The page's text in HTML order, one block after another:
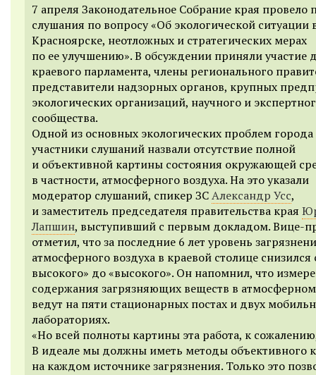
7 апреля Законодательное Собрание края провело
слушания по вопросу «Об экологической ситуации
Красноярске, неотложных и стратегических мерах
по ее улучшению». В обсуждении приняли участие
краевого парламента, члены регионального
представители надзорных органов, крупных
экологических организаций, научного и
сообщества.
Одной из основных экологических проблем города
участники слушаний назвали отсутствие полной
и объективной картины состояния окружающей
в частности, атмосферного воздуха. На это указали
модератор слушаний, спикер ЗСАлександр Усс,
и заместитель председателя правительства края
Лапшин, выступивший с первым докладом. Вице-
отметил, что за последние 6 лет уровень
атмосферного воздуха в краевой столице снизился
высокого» до «высокого». Он напомнил, что
содержания загрязняющих веществ в атмосферном
ведут на пяти стационарных постах и двух
лабораториях.
«Но всей полноты картины эта работа, к
В идеале мы должны иметь методы объективного
на каждом источнике загрязнения. Только это